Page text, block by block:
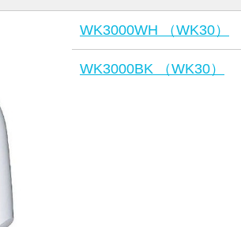
WK3000WH （WK30）
WK3000BK （WK30）